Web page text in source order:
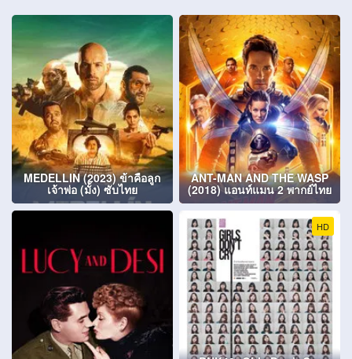
MEDELLIN (2023) ข้าคือลูก
เจ้าพ่อ (มั้ง) ซับไทย
ANT-MAN AND THE WASP
(2018) แอนท์แมน 2 พากย์ไทย
HD